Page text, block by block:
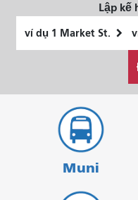
Lập kế
Muni